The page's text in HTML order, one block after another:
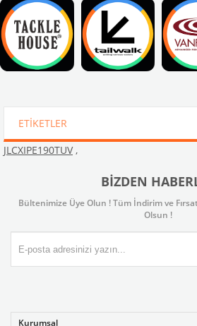
ETIKETLER
JLCXIPE190TUV ,
BIZDEN
Bültenimize Üye Olun ! Tüm İndirim ve
Olsun !
Kurumsal